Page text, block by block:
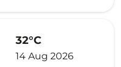
32°C
14 Aug 2026